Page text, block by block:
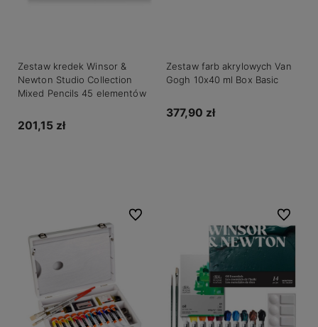
Zestaw kredek Winsor &
Newton Studio Collection
Mixed Pencils 45 elementów
201,15 zł
Zestaw farb akrylowych Van
Gogh 10x40 ml Box Basic
377,90 zł
Do ulubionych Do